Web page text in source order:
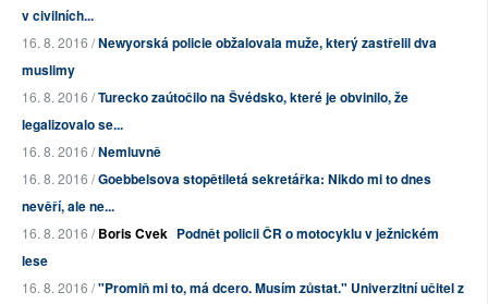
v civilních...
16. 8. 2016 /Newyorská policie obžalovala muže, který zastřelil dva
muslimy
16. 8. 2016 /Turecko zaútočilo na Švédsko, které je obvinilo, že
legalizovalo se...
16. 8. 2016 /Nemluvně
16. 8. 2016 /Goebbelsova stopětiletá sekretářka: Nikdo mi to dnes
nevěří, ale ne...
16. 8. 2016 /Boris Cvek Podnět policii ČR o motocyklu v ježnickém
lese
16. 8. 2016 /"Promiň mi to, má dcero. Musím zůstat." Univerzitní učitel z